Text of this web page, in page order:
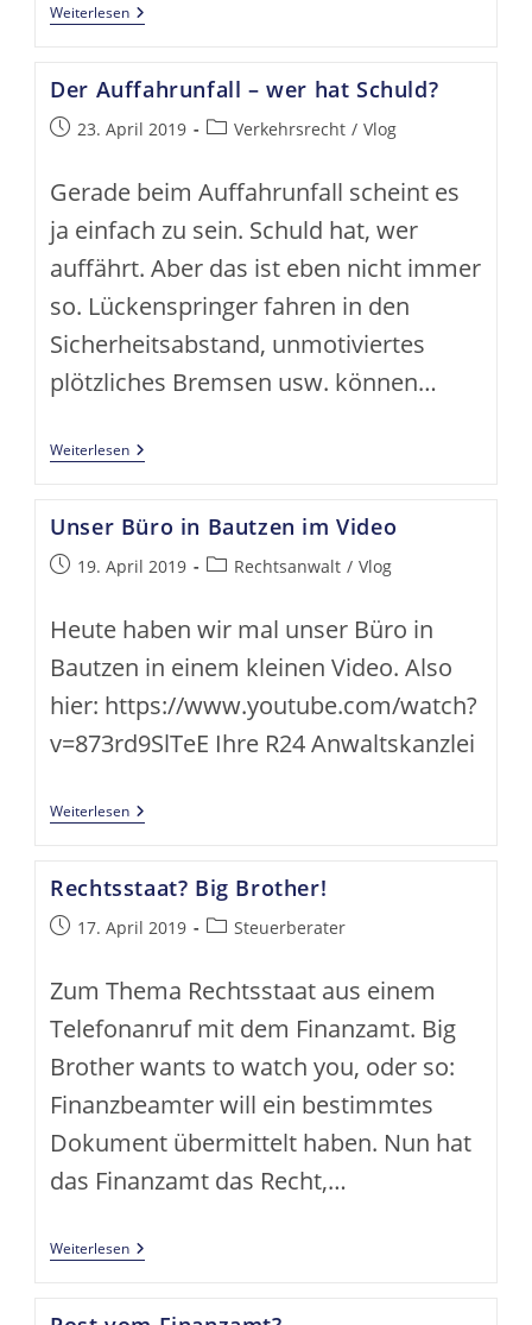
WeiterlesenSteuerhinterziehung
–
Der Auffahrunfall – wer hat Schuld?
Beitrag23. April 2019
Beitrags-
Verkehrsrecht / Vlog
Gerade beim Auffahrunfall scheint es
ja einfach zu sein. Schuld hat, wer
auffährt. Aber das ist eben nicht immer
so. Lückenspringer fahren in den
Sicherheitsabstand, unmotiviertes
plötzliches Bremsen usw. können…
WeiterlesenDer
Auffahrunfall
Hat
Unser Büro in Bautzen im Video
Beitrag19. April 2019
Beitrags-
Rechtsanwalt / Vlog
Heute haben wir mal unser Büro in
Bautzen in einem kleinen Video. Also
hier: https://www.youtube.com/watch?
v=873rd9SlTeE Ihre R24 Anwaltskanzlei
WeiterlesenUnser
Büro
Im
Rechtsstaat? Big Brother!
Beitrag17. April 2019
Beitrags-
Steuerberater
Zum Thema Rechtsstaat aus einem
Telefonanruf mit dem Finanzamt. Big
Brother wants to watch you, oder so:
Finanzbeamter will ein bestimmtes
Dokument übermittelt haben. Nun hat
das Finanzamt das Recht,…
WeiterlesenRechtsstaat?
Big